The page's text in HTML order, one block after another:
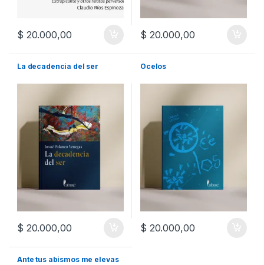
$ 20.000,00 $ 20.000,00
La decadencia del ser
$ 20.000,00
Ocelos
$ 20.000,00
Ante tus abismos me elevas